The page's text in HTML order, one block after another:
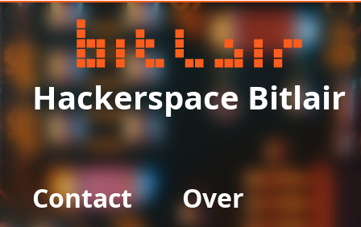
Hackerspace Bitlair
Contact Over